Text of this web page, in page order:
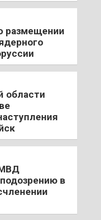
размещении
области
в